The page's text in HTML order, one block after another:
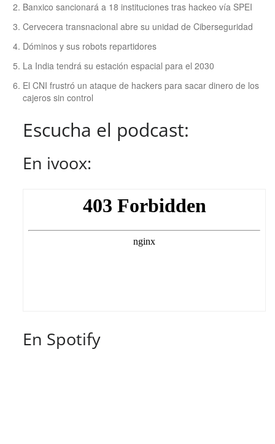
Banxico sancionará a 18 instituciones tras hackeo vía SPEI
Cervecera transnacional abre su unidad de Ciberseguridad
Dóminos y sus robots repartidores
La India tendrá su estación espacial para el 2030
El CNI frustró un ataque de hackers para sacar dinero de los
cajeros sin control
Escucha el podcast:
En ivoox:
En Spotify